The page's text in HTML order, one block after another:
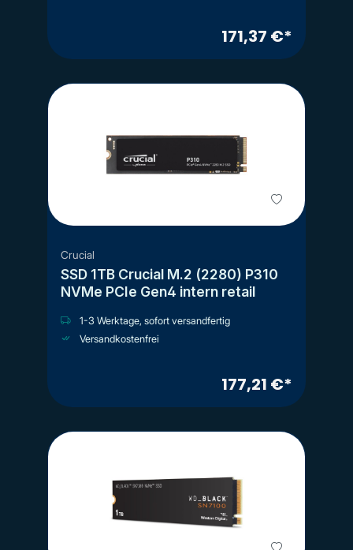
171,37 €*
Crucial
SSD 1TB Crucial M.2 (2280) P310
NVMe PCIe Gen4 intern retail
1-3 Werktage, sofort versandfertig
Versandkostenfrei
177,21 €*